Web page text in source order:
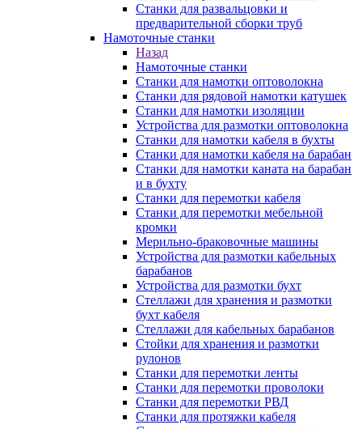
Станки для развальцовки и
предварительной сборки труб
Намоточные станки
Назад
Намоточные станки
Станки для намотки оптоволокна
Станки для рядовой намотки катушек
Станки для намотки изоляции
Устройства для размотки оптоволокна
Станки для намотки кабеля в бухты
Станки для намотки кабеля на барабан
Станки для намотки каната на барабан
и в бухту
Станки для перемотки кабеля
Станки для перемотки мебельной
кромки
Мерильно-браковочные машины
Устройства для размотки кабельных
барабанов
Устройства для размотки бухт
Стеллажи для хранения и размотки
бухт кабеля
Стеллажи для кабельных барабанов
Стойки для хранения и размотки
рулонов
Станки для перемотки ленты
Станки для перемотки проволоки
Станки для перемотки РВД
Станки для протяжки кабеля